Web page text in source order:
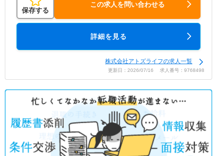
保存する
この求人を問い合わせる
詳細を見る
株式会社アトズライフの求人一覧
更新日：2026/07/16 求人番号：9768498